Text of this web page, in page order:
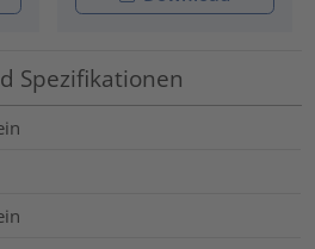
Spezifikationen